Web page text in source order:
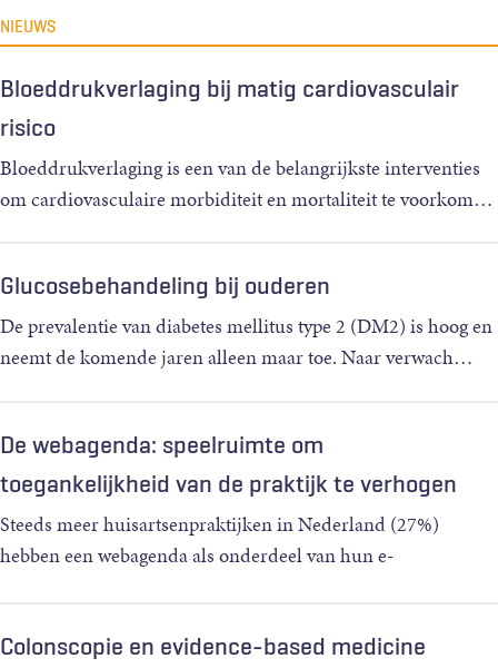
NIEUWS
Bloeddrukverlaging bij matig cardiovasculair
risico
Bloeddrukverlaging is een van de belangrijkste interventies
om cardiovasculaire morbiditeit en mortaliteit te voorkom…
Glucosebehandeling bij ouderen
De prevalentie van diabetes mellitus type 2 (DM2) is hoog en
neemt de komende jaren alleen maar toe. Naar verwach…
De webagenda: speelruimte om
toegankelijkheid van de praktijk te verhogen
Steeds meer huisartsenpraktijken in Nederland (27%)
hebben een webagenda als onderdeel van hun e-
Colonscopie en evidence-based medicine